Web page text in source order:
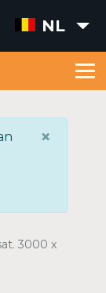
NL
×
3000 x